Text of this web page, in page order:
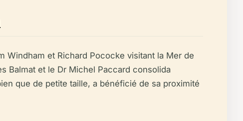
Windham et Richard Pococke visitant la Mer de
Balmat et le Dr Michel Paccard consolida
que de petite taille, a bénéficié de sa proximité